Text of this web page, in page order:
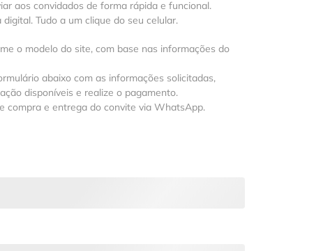
aos convidados de forma rápida e funcional.
Tudo a um clique do seu celular.
o modelo do site, com base nas informações do
abaixo com as informações solicitadas,
disponíveis e realize o pagamento.
compra e entrega do convite via WhatsApp.